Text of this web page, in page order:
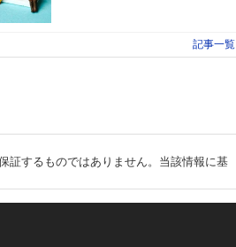
記事一覧
証するものではありません。当該情報に基